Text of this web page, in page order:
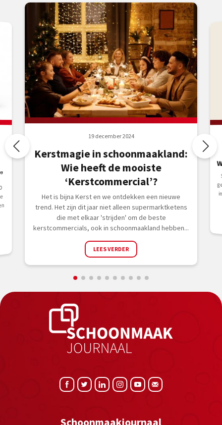
19 december 2024
Kerstmagie in schoonmaakland:
Wie heeft de mooiste
‘Kerstcommercial’?
Het is bijna Kerst en we ontdekken een nieuwe
trend. Het zijn dit jaar niet alleen supermarktketens
die met elkaar 'strijden' om de beste
kerstcommercials, ook in schoonmaakland hebben...
LEES VERDER